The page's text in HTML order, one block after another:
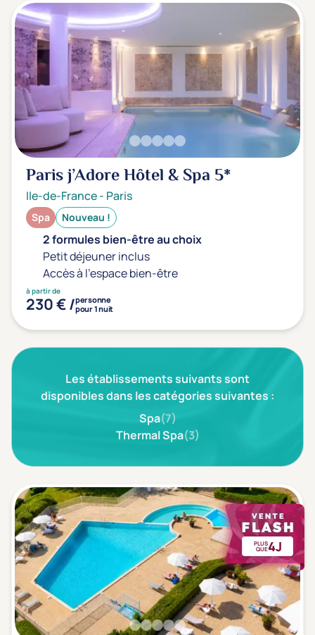
Paris j’Adore Hôtel & Spa 5*
Ile-de-France- Paris
Spa Nouveau !
2 formules bien-être au choix
Petit déjeuner inclus
Accès à l'espace bien-être
à partir de
230 € /personne
pour 1 nuit
Les établissements suivants sont
disponibles dans les catégories suivantes :
Spa(7)
Thermal Spa(3)
PLUS
QUE4J